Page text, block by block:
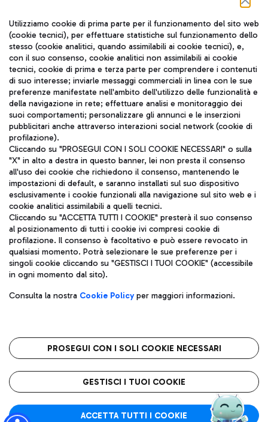
Seguici sui social
TRAVEL JOURNAL
ITA
Aeroporti di Roma S.p.A. - Società soggetta a direzione e
coordinamento di Mundys S.p.A.
Codice fiscale e Registro delle Imprese di Roma 13032990155 P.
IVA 06572251004
Capitale sociale 62.224.743,00 int. vers.
Sede legale: Via Pier Paolo Racchetti 1 - 00054 Fiumicino (RM)
telefono +39 06 65951
Privacy policy
Note legali
Roma FCO
L'aeroporto stellato
Utilizziamo cookie di prima parte per il funzionamento del sito web
(cookie tecnici), per effettuare statistiche sul funzionamento dello
stesso (cookie analitici, quando assimilabili ai cookie tecnici), e,
con il suo consenso, cookie analitici non assimilabili ai cookie
tecnici, cookie di prima e terza parte per comprendere i contenuti
di suo interesse; inviarle messaggi commerciali in linea con le sue
preferenze manifestate nell'ambito dell'utilizzo delle funzionalità e
della navigazione in rete; effettuare analisi e monitoraggio dei
suoi comportamenti; personalizzare gli annunci e le inserzioni
pubblicitari anche attraverso interazioni social network (cookie di
profilazione).
Cliccando su "PROSEGUI CON I SOLI COOKIE NECESSARI" o sulla
"X" in alto a destra in questo banner, lei non presta il consenso
all'uso dei cookie che richiedono il consenso, mantenendo le
impostazioni di default, e saranno installati sul suo dispositivo
esclusivamente i cookie funzionali alla navigazione sul sito web e i
cookie analitici assimilabili a quelli tecnici.
Cliccando su "ACCETTA TUTTI I COOKIE" presterà il suo consenso
al posizionamento di tutti i cookie ivi compresi cookie di
profilazione. Il consenso è facoltativo e può essere revocato in
qualsiasi momento. Potrà selezionare le sue preferenze per i
singoli cookie cliccando su "GESTISCI I TUOI COOKIE" (accessibile
in ogni momento dal sito).
Consulta la nostra Cookie Policyper maggiori informazioni.
PROSEGUI CON I SOLI COOKIE NECESSARI
GESTISCI I TUOI COOKIE
ACCETTA TUTTI I COOKIE